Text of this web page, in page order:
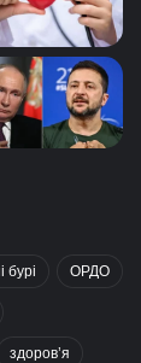
бурі ОРДО
здоров’я